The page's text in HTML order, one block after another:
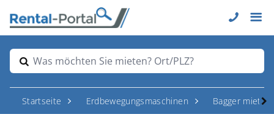
Was möchten Sie mieten? Ort/PLZ?
Startseite Erdbewegungsmaschinen Bagger mieten